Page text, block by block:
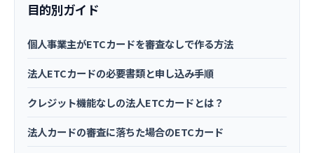
目的別ガイド
個人事業主がETCカードを審査なしで作る方法
法人ETCカードの必要書類と申し込み手順
クレジット機能なしの法人ETCカードとは？
法人カードの審査に落ちた場合のETCカード